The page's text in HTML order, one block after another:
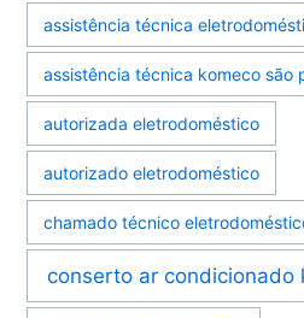
assistência técnica
assistência técnica komeco são
autorizada eletrodoméstico
autorizado eletrodoméstico
chamado técnico
conserto ar condicionado